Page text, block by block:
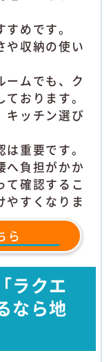
めです。
や収納の使い
ームでも、ク
おります。
キッチン選び
重要です。
へ負担がかか
て確認するこ
やすくなりま
ちら
ラクエ
なら地